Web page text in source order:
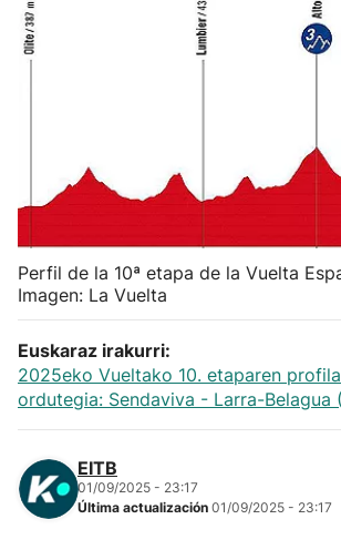
Balonmano
Carreras de montaña
Más deportes
"Helmuga"
Perfil de la 10ª etapa de la Vuelta
Imagen: La Vuelta
Euskaraz irakurri:
2025eko Vueltako 10. etaparen
ordutegia: Sendaviva - Larra-Belagua
EITB
01/09/2025 - 23:17
Última actualización 01/09/2025 - 23:17